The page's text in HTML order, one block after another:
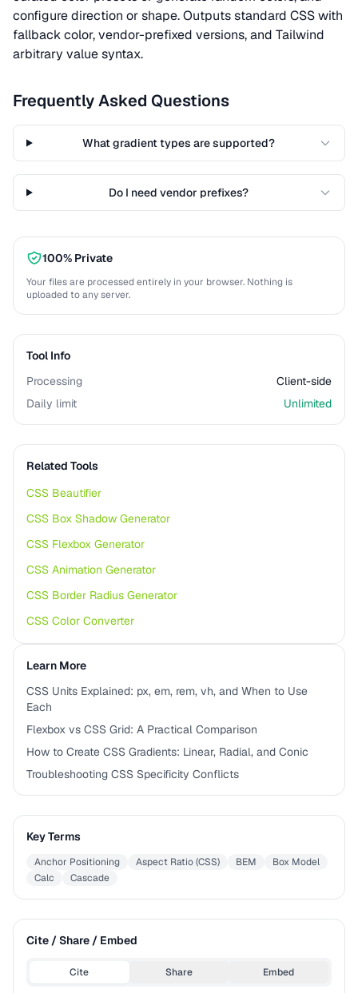
configure direction or shape. Outputs standard CSS with
fallback color, vendor-prefixed versions, and Tailwind
arbitrary value syntax.
Frequently Asked Questions
What gradient types are supported?
Do I need vendor prefixes?
100% Private
Your files are processed entirely in your browser. Nothing is
uploaded to any server.
Tool Info
Processing
Client-side
Daily limit
Unlimited
Related Tools
CSS Beautifier
CSS Box Shadow Generator
CSS Flexbox Generator
CSS Animation Generator
CSS Border Radius Generator
CSS Color Converter
Learn More
CSS Units Explained: px, em, rem, vh, and When to Use
Each
Flexbox vs CSS Grid: A Practical Comparison
How to Create CSS Gradients: Linear, Radial, and Conic
Troubleshooting CSS Specificity Conflicts
Key Terms
Anchor Positioning Aspect Ratio (CSS) BEM
Box Model
Calc
Cascade
Cite / Share / Embed
Cite Share Embed